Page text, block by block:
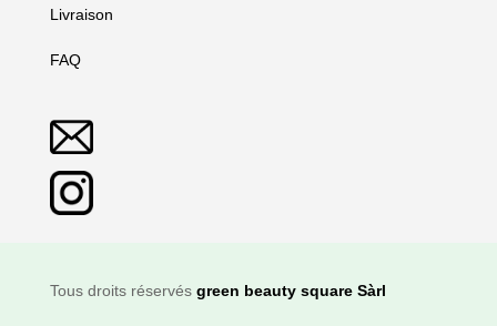
Livraison
FAQ
Tous droits réservés green beauty square Sàrl